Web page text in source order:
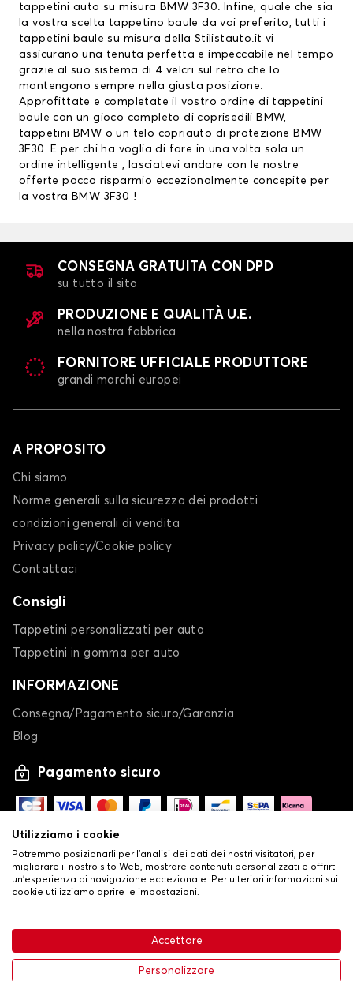
32,53 € Aggiungi al carrello
tappetini auto su misura BMW 3F30. Infine, quale che sia
la vostra scelta tappetino baule da voi preferito, tutti i
tappetini baule su misura della Stilistauto.it vi
assicurano una tenuta perfetta e impeccabile nel tempo
grazie al suo sistema di 4 velcri sul retro che lo
mantengono sempre nella giusta posizione.
Approfittate e completate il vostro ordine di tappetini
baule con un gioco completo dicoprisedili BMW,
tappetini BMW o un telo copriauto di protezione BMW
3F30. E per chi ha voglia di fare in una volta sola un
ordine intelligente , lasciatevi andare con le nostre
offerte pacco risparmio eccezionalmente concepite per
la vostra BMW 3F30 !
CONSEGNA GRATUITA CON DPD
su tutto il sito
PRODUZIONE E QUALITÀ U.E.
nella nostra fabbrica
FORNITORE UFFICIALE PRODUTTORE
grandi marchi europei
A PROPOSITO
Chi siamo
Norme generali sulla sicurezza dei prodotti
condizioni generali di vendita
Privacy policy/Cookie policy
Contattaci
Consigli
Tappetini personalizzati per auto
Tappetini in gomma per auto
INFORMAZIONE
Consegna/Pagamento sicuro/Garanzia
Blog
Pagamento sicuro
© Copyright 2026 Stilistauto-
Condizioni generali di vendita•
Utilizziamo i cookie
Potremmo posizionarli per l'analisi dei dati dei nostri visitatori, per
migliorare il nostro sito Web, mostrare contenuti personalizzati e offrirti
un'esperienza di navigazione eccezionale. Per ulteriori informazioni sui
cookie utilizziamo aprire le impostazioni.
Accettare
Personalizzare